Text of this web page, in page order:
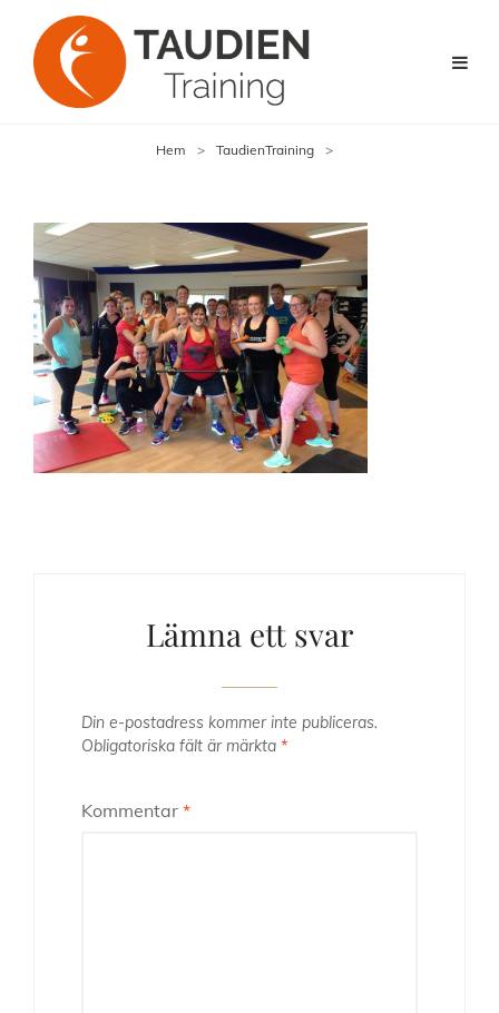
Hem > TaudienTraining >
Lämna ett svar
Din e-postadress kommer inte publiceras.
Obligatoriska fält är märkta *
Kommentar *